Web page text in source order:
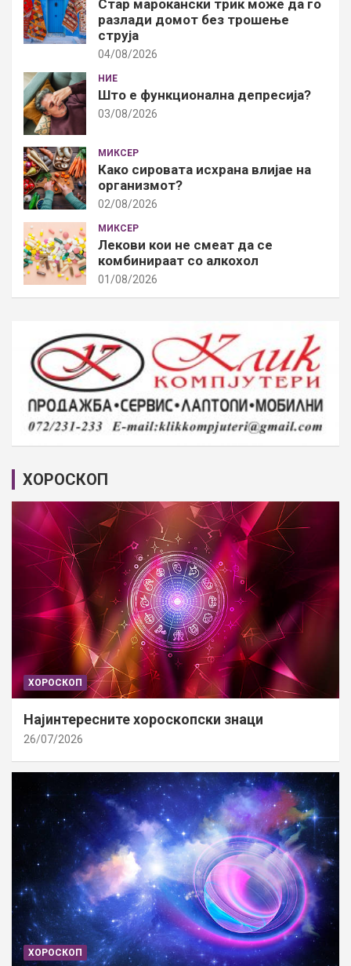
Стар марокански трик може да го
разлади домот без трошење
струја
04/08/2026
НИЕ
Што е функционална депресија?
03/08/2026
МИКСЕР
Како сировата исхрана влијае на
организмот?
02/08/2026
МИКСЕР
Лекови кои не смеат да се
комбинираат со алкохол
01/08/2026
ХОРОСКОП
ХОРОСКОП
Најинтересните хороскопски знаци
26/07/2026
ХОРОСКОП